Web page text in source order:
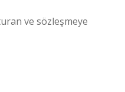
ve sözleşmeye